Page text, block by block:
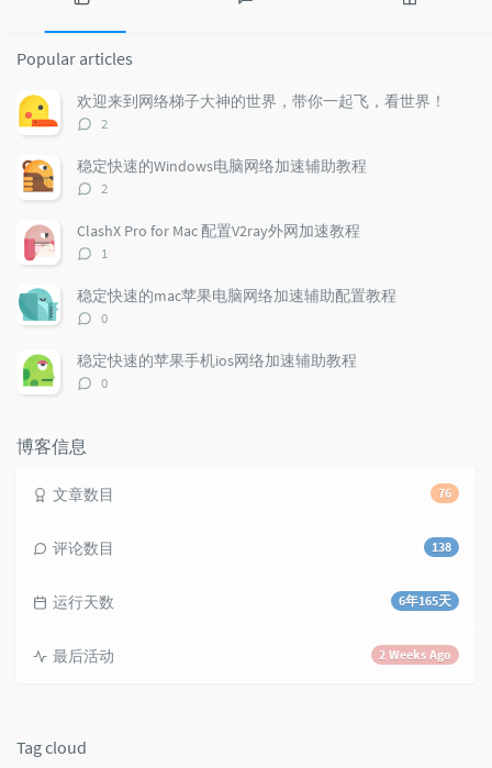
P
p
u
l
a
r
a
r
t
i
l
e
e
s
c
o
m
t
d
o
Popular articles
欢迎来到网络梯子大神的世界，带你一起飞，看世界！
评
数：
2
稳定快速的Windows电脑网络加速辅助教程
评
数：
2
ClashX Pro for Mac 配置V2ray外网加速教程
评
数：
1
稳定快速的mac苹果电脑网络加速辅助配置教程
评
数：
0
稳定快速的苹果手机ios网络加速辅助教程
评
0
博客信息
76
文章数目
138
评论数目
6年165天
运行天数
2 Weeks Ago
最后活动
Tag cloud